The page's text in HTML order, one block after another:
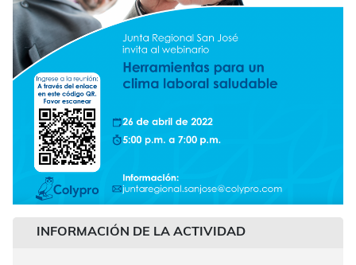
INFORMACIÓN DE LA ACTIVIDAD